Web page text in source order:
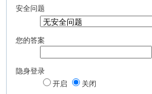
安全问题
您的答案
隐身登录
开启
关闭